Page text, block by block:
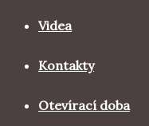
Videa
Kontakty
Otevírací doba